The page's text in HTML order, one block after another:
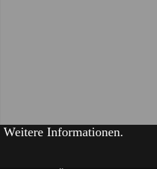
Weitere Informationen.